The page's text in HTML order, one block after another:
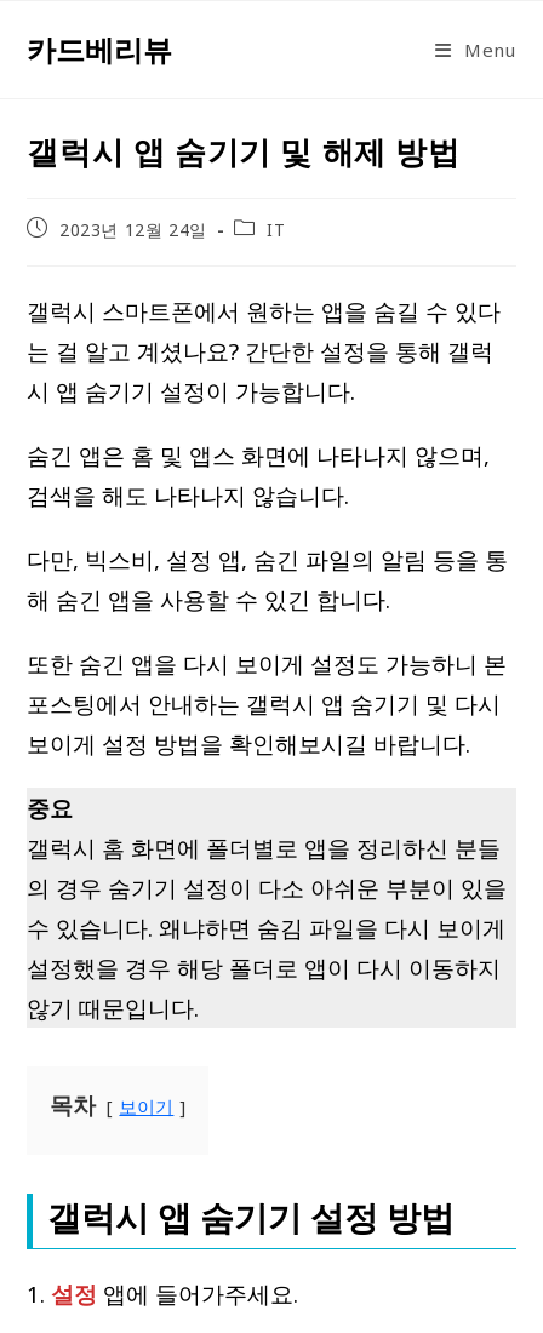
카드베리뷰 Menu
갤럭시 앱 숨기기 및 해제 방법
Post2023년 12월 24일
PostIT
갤럭시 스마트폰에서 원하는 앱을 숨길 수 있다
는 걸 알고 계셨나요? 간단한 설정을 통해 갤럭
시 앱 숨기기 설정이 가능합니다.
숨긴 앱은 홈 및 앱스 화면에 나타나지 않으며,
검색을 해도 나타나지 않습니다.
다만, 빅스비, 설정 앱, 숨긴 파일의 알림 등을 통
해 숨긴 앱을 사용할 수 있긴 합니다.
또한 숨긴 앱을 다시 보이게 설정도 가능하니 본
포스팅에서 안내하는 갤럭시 앱 숨기기 및 다시
보이게 설정 방법을 확인해보시길 바랍니다.
중요
갤럭시 홈 화면에 폴더별로 앱을 정리하신 분들
의 경우 숨기기 설정이 다소 아쉬운 부분이 있을
수 있습니다. 왜냐하면 숨김 파일을 다시 보이게
설정했을 경우 해당 폴더로 앱이 다시 이동하지
않기 때문입니다.
목차 보이기
갤럭시 앱 숨기기 설정 방법
1.설정 앱에 들어가주세요.